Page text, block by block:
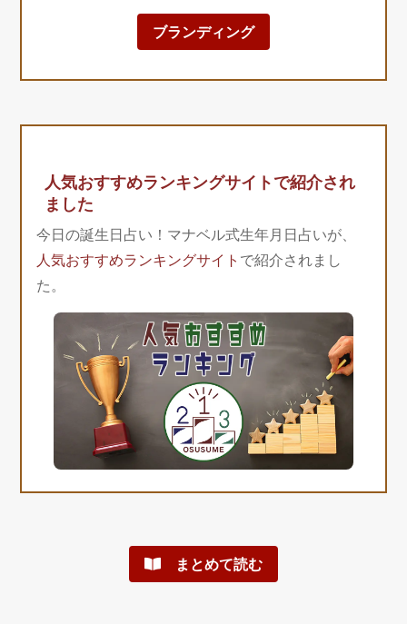
ブランディング
人気おすすめランキングサイトで紹介され
ました
今日の誕生日占い！マナベル式生年月日占いが、
人気おすすめランキングサイト で紹介されまし
た。
まとめて読む